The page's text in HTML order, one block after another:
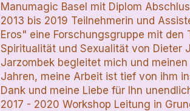
Manumagic Basel mit Diplom
2013 bis 2019 Teilnehmerin und
Eros" eine Forschungsgruppe mit den
Spiritualität und Sexualität von Dieter
Jarzombek begleitet mich und
Jahren, meine Arbeit ist tief von ihm
Dank und meine Liebe für Ihn
2017 - 2020 Workshop Leitung in